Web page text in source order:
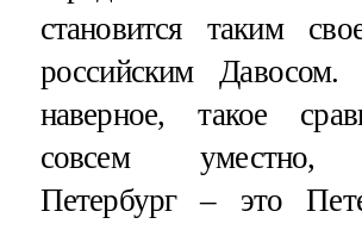
становится таким
российским
наверное, такое
совсем уместно,
Петербург – это